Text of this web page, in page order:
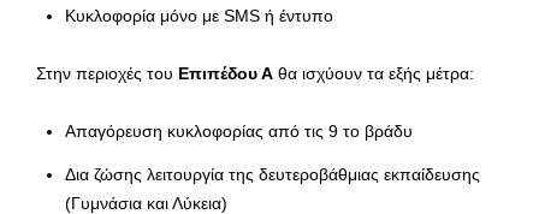
Κυκλοφορία μόνο με SMS ή έντυπο
Στην περιοχές του Επιπέδου Α θα ισχύουν τα εξής μέτρα:
Απαγόρευση κυκλοφορίας από τις 9 το βράδυ
Δια ζώσης λειτουργία της δευτεροβάθμιας εκπαίδευσης
(Γυμνάσια και Λύκεια)